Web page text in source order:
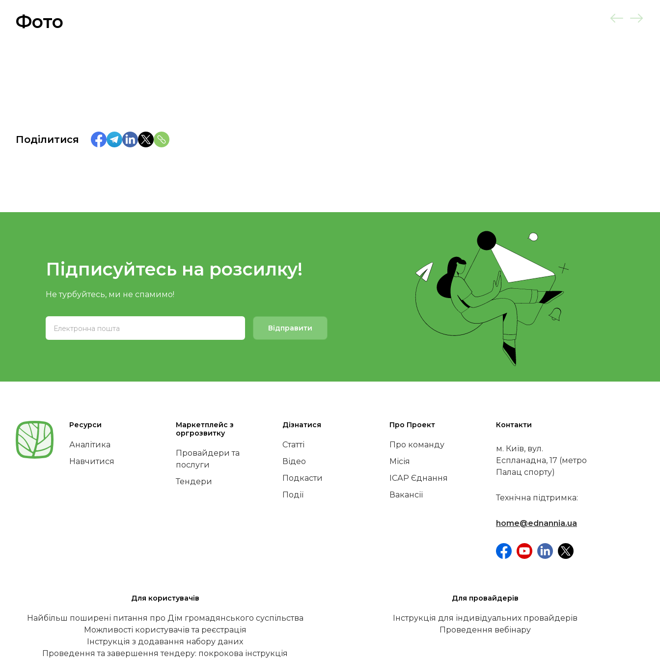
Фото
Поділитися
Підписуйтесь на розсилку!
Не турбуйтесь, ми не спамимо!
Відправити
Ресурси
Аналітика
Навчитися
Маркетплейс з
оргрозвитку
Провайдери та
послуги
Тендери
Дізнатися
Статті
Відео
Подкасти
Події
Про Проект
Про команду
Місія
ІСАР Єднання
Вакансії
Контакти
м. Київ, вул.
Еспланадна, 17 (метро
Палац спорту)
Технічна підтримка:
home@ednannia.ua
Для користувачів
Найбільш поширені питання про Дім громадянського суспільства
Можливості користувачів та реєстрація
Інструкція з додавання набору даних
Проведення та завершення тендеру: покрокова інструкція
Для провайдерів
Інструкція для індивідуальних провайдерів
Проведення вебінару